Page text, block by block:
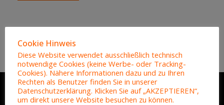
Cookie Hinweis
Diese Website verwendet ausschließlich technisch
notwendige Cookies (keine Werbe- oder Tracking-
Cookies). Nähere Informationen dazu und zu Ihren
Rechten als Benutzer finden Sie in unserer
Datenschutzerklärung. Klicken Sie auf „AKZEPTIEREN“,
um direkt unsere Website besuchen zu können.